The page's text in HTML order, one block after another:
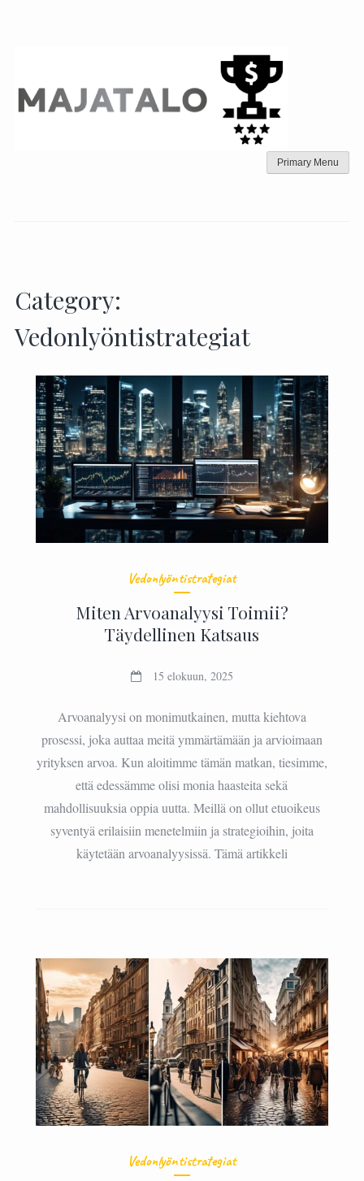
Primary Menu
Category:
Vedonlyöntistrategiat
Vedonlyöntistrategiat
Miten Arvoanalyysi Toimii?
Täydellinen Katsaus
15 elokuun, 2025
Arvoanalyysi on monimutkainen, mutta kiehtova
prosessi, joka auttaa meitä ymmärtämään ja arvioimaan
yrityksen arvoa. Kun aloitimme tämän matkan, tiesimme,
että edessämme olisi monia haasteita sekä
mahdollisuuksia oppia uutta. Meillä on ollut etuoikeus
syventyä erilaisiin menetelmiin ja strategioihin, joita
käytetään arvoanalyysissä. Tämä artikkeli
Vedonlyöntistrategiat